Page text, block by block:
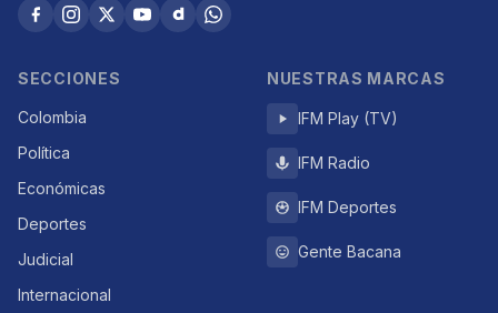
SECCIONES
Colombia
Política
Económicas
Deportes
Judicial
Internacional
NUESTRAS MARCAS
IFM Play (TV)
IFM Radio
IFM Deportes
Gente Bacana